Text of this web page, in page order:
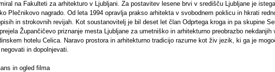
na Fakulteti za arhitekturo v Ljubljani. Za postavitev lesene brvi v središču Ljubljane je
Plečnikovo nagrado. Od leta 1994 opravlja prakso arhitekta v svobodnem poklicu in hkrati
in strokovnih revijah. Kot soustanovitelj je bil deset let član Odprtega kroga in pa skupine
Župančičevo priznanje mesta Ljubljane za umetniško in arhitekturno preobrazbo nekdanjih
hotelu Celica. Naravo prostora in arhitekturno tradicijo razume kot živ jezik, ki ga je
in dopolnjevati.
in ogled filma